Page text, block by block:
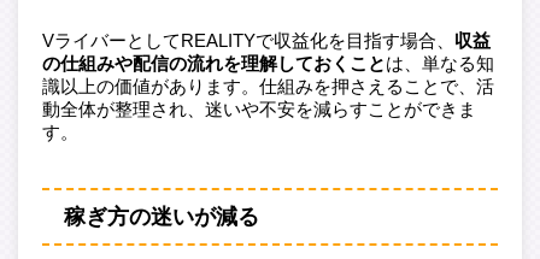
VライバーとしてREALITYで収益化を目指す場合、 収益
の仕組みや配信の流れを理解しておくことは、単なる知
識以上の価値があります。仕組みを押さえることで、活
動全体が整理され、迷いや不安を減らすことができま
す。
稼ぎ方の迷いが減る